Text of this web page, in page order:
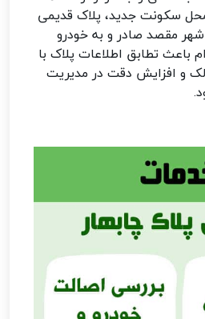
سکونت جدید، پلاک قدیمی
مقصد صادر و به خودرو
تطابق اطلاعات پلاک با
و افزایش دقت در مدیریت